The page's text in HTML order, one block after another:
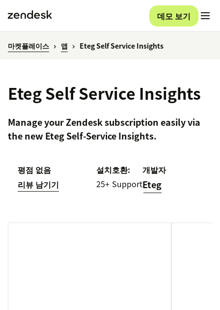
데모 보기
마켓플레이스 앱 Eteg Self Service Insights
Eteg Self Service Insights
Manage your Zendesk subscription easily via
the new Eteg Self-Service Insights.
평점 없음
리뷰 남기기
설치
25+
호환:
Support
개발자
Eteg